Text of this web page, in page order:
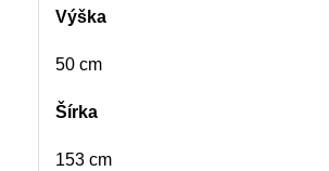
Výška
50 cm
Šírka
153 cm